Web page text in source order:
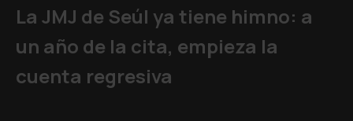
La JMJ de Seúl ya tiene himno: a
un año de la cita, empieza la
cuenta regresiva